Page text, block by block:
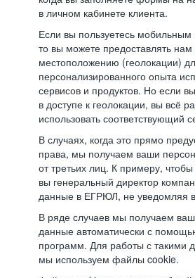
в личном кабинете клиента.
Если вы пользуетесь
то вы можете предоставлять
местоположению (геолокации)
персонализированного опыта
сервисов и продуктов. Но если
в доступе к геолокации, вы всё
использовать соответствующий
В случаях, когда это прямо
права, мы получаем ваши
от третьих лиц. К примеру, чтобы
вы генеральный директор
данные в ЕГРЮЛ, не уведомляя
В ряде случаев мы получаем
данные автоматически с
программ. Для работы с такими
мы используем файлы cookie.